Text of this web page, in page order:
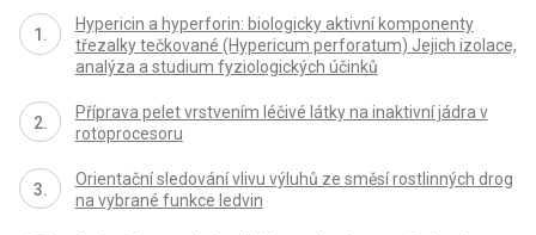
Hypericin a hyperforin: biologicky aktivní komponenty
třezalky tečkované (Hypericum perforatum) Jejich izolace,
analýza a studium fyziologických účinků
Příprava pelet vrstvením léčivé látky na inaktivní jádra v
rotoprocesoru
Orientační sledování vlivu výluhů ze směsí rostlinných drog
na vybrané funkce ledvin